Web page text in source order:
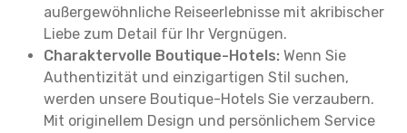
außergewöhnliche Reiseerlebnisse mit akribischer
Liebe zum Detail für Ihr Vergnügen.
Charaktervolle Boutique-Hotels: Wenn Sie
Authentizität und einzigartigen Stil suchen,
werden unsere Boutique-Hotels Sie verzaubern.
Mit originellem Design und persönlichem Service